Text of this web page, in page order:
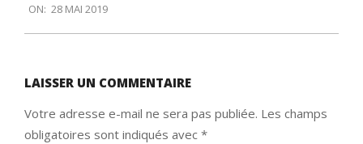
05-
28
ON: 28 MAI 2019
LAISSER UN COMMENTAIRE
Votre adresse e-mail ne sera pas publiée. Les champs
obligatoires sont indiqués avec *